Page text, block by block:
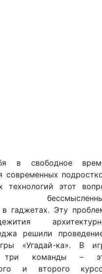
в свободное
современных
технологий этот
гаджетах. Эту
решили
«Угадай-ка». В
три команды –
и второго